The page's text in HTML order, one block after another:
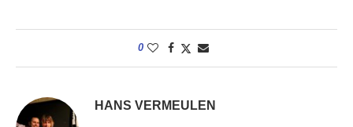
0
HANS VERMEULEN